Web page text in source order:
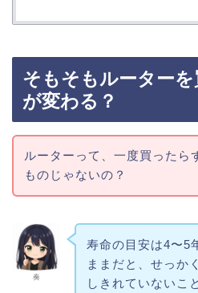
そもそもルーター
が変わる？
ルーターって、一度買ったら
ものじゃないの？
奏
寿命の目安は4〜5
ままだと、せっか
しきれていないこ